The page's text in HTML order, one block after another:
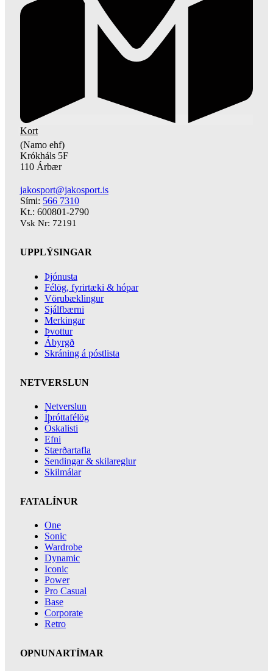
Kort
(Namo ehf)
Krókháls 5F
110 Árbær
jakosport@jakosport.is
Sími: 566 7310
Kt.: 600801-2790
Vsk Nr: 72191
UPPLÝSINGAR
Þjónusta
Félög, fyrirtæki & hópar
Vörubæklingur
Sjálfbærni
Merkingar
Þvottur
Ábyrgð
Skráning á póstlista
NETVERSLUN
Netverslun
Íþróttafélög
Óskalisti
Efni
Stærðartafla
Sendingar & skilareglur
Skilmálar
FATALÍNUR
One
Sonic
Wardrobe
Dynamic
Iconic
Power
Pro Casual
Base
Corporate
Retro
OPNUNARTÍMAR